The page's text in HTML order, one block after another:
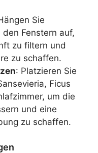
Sie
Fenstern auf,
zu filtern und
zu schaffen.
: Platzieren Sie
Ficus
um die
und eine
zu schaffen.